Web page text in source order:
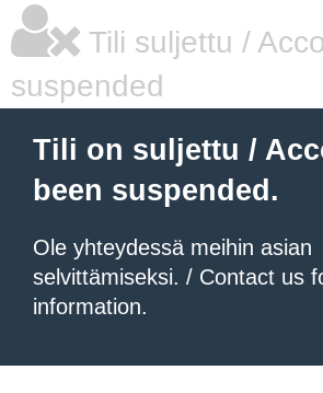
Tili suljettu /
suspended
Tili on suljettu /
been suspended.
Ole yhteydessä meihin asian
selvittämiseksi. / Contact us
information.